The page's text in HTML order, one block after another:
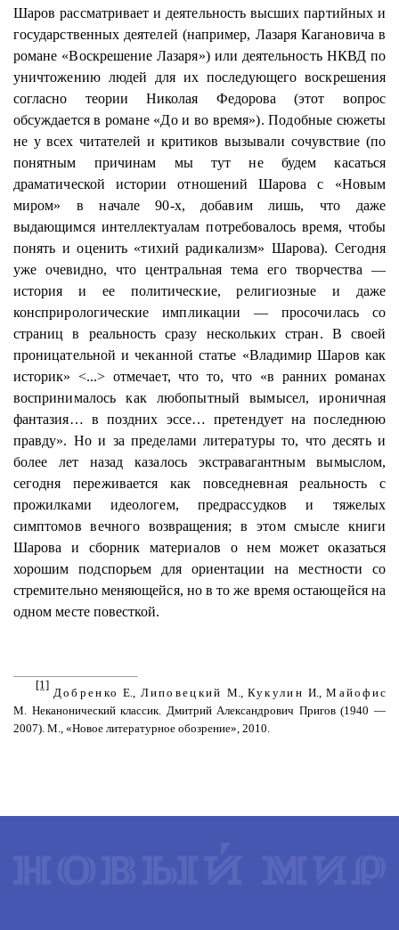
Шаров рассматривает и деятельность высших партийных и
государственных деятелей (например, Лазаря Кагановича в
романе «Воскрешение Лазаря») или деятельность НКВД по
уничтожению людей для их последующего воскрешения
согласно теории Николая Федорова (этот вопрос
обсуждается в романе «До иво время»). Подобные сюжеты
не у всех читателей и критиков вызывали сочувствие (по
понятным причинам мы тут не будем касаться
драматической истории отношенийШарова с «Новым
миром» в начале 90-х, добавим лишь, что даже
выдающимся интеллектуалам потребовалось время, чтобы
понять и оценить «тихий радикализм» Шарова). Сегодня
уже очевидно, что центральная тема его творчества —
история и ее политические, религиозные и даже
консприрологические импликации — просочилась со
страниц в реальность сразу нескольких стран. В своей
проницательной и чеканной статье «Владимир Шаров как
историк» <...> отмечает, что то, что «в ранних романах
воспринималось как любопытный вымысел, ироничная
фантазия… в поздних эссе… претендует на последнюю
правду». Но и за пределами литературы то, что десять и
более лет назад казалось экстравагантным вымыслом,
сегодня переживается как повседневная реальность с
прожилками идеологем, предрассудков и тяжелых
симптомов вечного возвращения; в этом смысле книги
Шарова и сборник материалов о нем может оказаться
хорошим подспорьем для ориентации на местности со
стремительно меняющейся, но в то же время остающейся на
одном месте повесткой.
[1]
Добренко Е., Липовецкий М., Кукулин И.,Майофис
М. Неканонический классик. Дмитрий Александрович Пригов(1940 —
2007). М., «Новое литературное обозрение», 2010.